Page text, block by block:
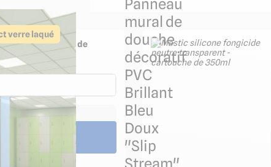
verre laqué
Panneau
mural de
douche
décoratif
PVC
Brillant
Bleu
Doux
"Slip
puissant et joints de
par panneau mural